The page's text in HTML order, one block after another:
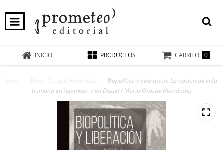
INICIO PRODUCTOS CARRITO 0
- - Biopolítica y liberación. La noción de vida
humana en Agamben y en Dussel / Mario Orospe Hernández